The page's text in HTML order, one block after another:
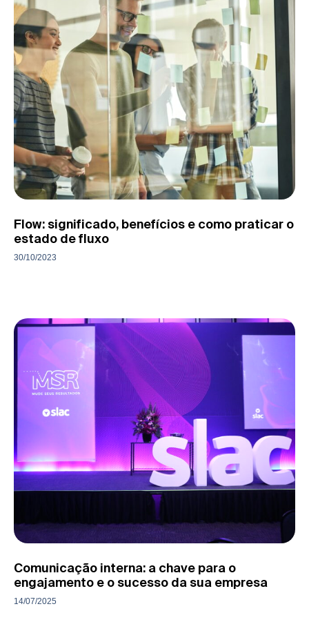
Flow: significado, benefícios e como praticar o
estado de fluxo
30/10/2023
Comunicação interna: a chave para o
engajamento e o sucesso da sua empresa
14/07/2025